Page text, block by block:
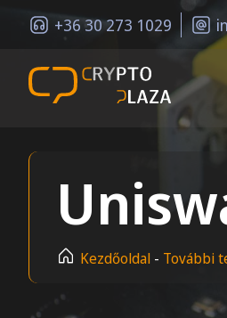
+36 30 273 1029
Kezdőoldal - További